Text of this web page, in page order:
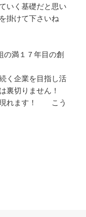
いく基礎だと思い
掛けて下さいね
満１７年目の創
く企業を目指し活
切りません！
現れます！ こう